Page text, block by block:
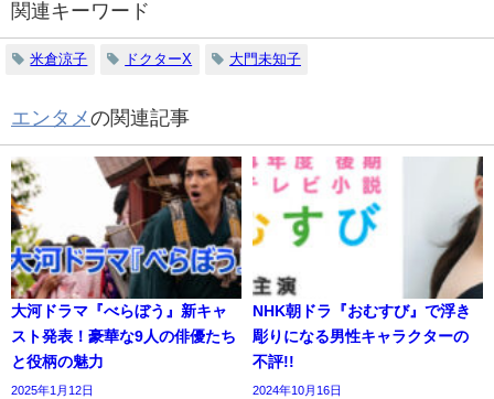
関連キーワード
米倉涼子 ドクターX 大門未知子
エンタメの関連記事
大河ドラマ『べらぼう』新キャ
スト発表！豪華な9人の俳優たち
と役柄の魅力
2025年1月12日
NHK朝ドラ『おむすび』で浮き
彫りになる男性キャラクターの
不評!!
2024年10月16日